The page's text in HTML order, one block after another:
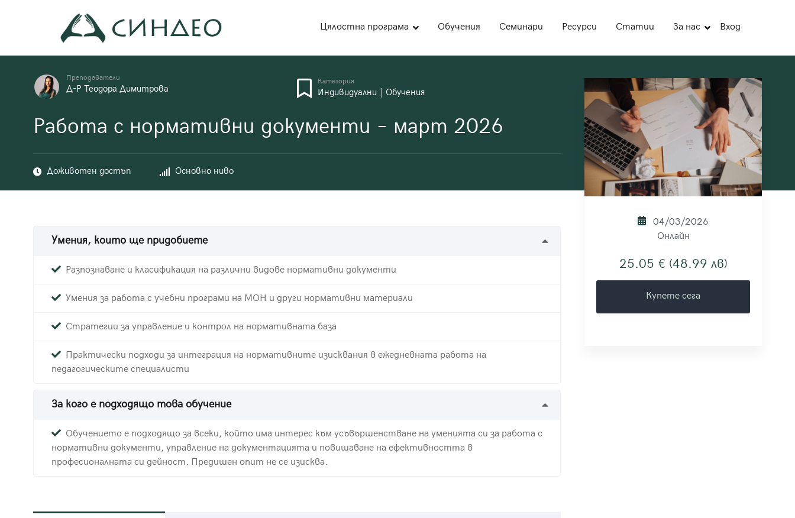
Приложна академия за образование
Цялостна програма Обучения Семинари Ресурси Статии За нас Вход
Преподаватели
Д-Р Теодора Димитрова
Категория
Индивидуални Обучения
Работа с нормативни документи – март 2026
Доживотен достъп Основно ниво
Умения, които ще придобиете
Разпознаване и класификация на различни видове нормативни документи
Умения за работа с учебни програми на МОН и други нормативни материали
Стратегии за управление и контрол на нормативната база
Практически подходи за интеграция на нормативните изисквания в ежедневната работа на
педагогическите специалисти
За кого е подходящо това обучение
Обучението е подходящо за всеки, който има интерес към усъвършенстване на уменията си за работа с
нормативни документи, управление на документацията и повишаване на ефективността в
професионалната си дейност. Предишен опит не се изисква.
04/03/2026
Онлайн
25.05 € (48.99 лв)
Купете сега